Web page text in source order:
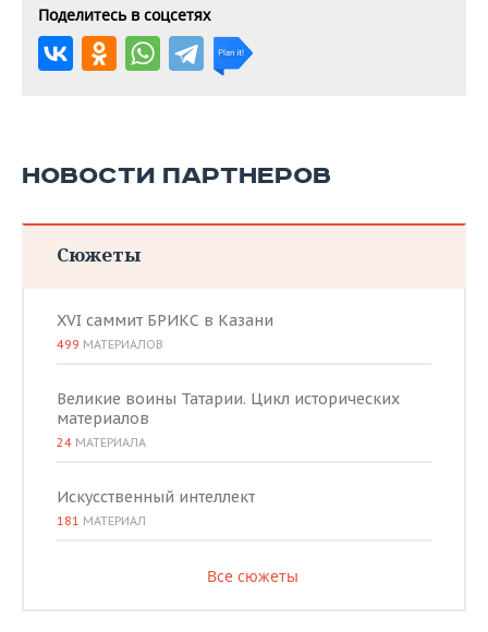
Поделитесь в соцсетях
НОВОСТИ ПАРТНЕРОВ
Сюжеты
XVI саммит БРИКС в Казани
499 МАТЕРИАЛОВ
Великие воины Татарии. Цикл исторических
материалов
24 МАТЕРИАЛА
Искусственный интеллект
181 МАТЕРИАЛ
Все сюжеты